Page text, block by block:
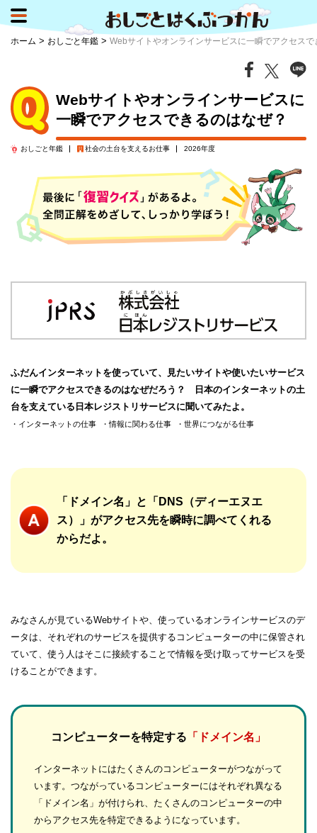
ホーム > おしごと年鑑 > Webサイトやオンラインサービスに一瞬でアクセスで
Webサイトやオンラインサービスに
一瞬でアクセスできるのはなぜ？
おしごと年鑑 社会の土台を支えるお仕事 2026年度
ふだんインターネットを使っていて、見たいサイトや使いたいサービス
に一瞬でアクセスできるのはなぜだろう？ 日本のインターネットの土
台を支えている日本レジストリサービスに聞いてみたよ。
インターネットの仕事 情報に関わる仕事 世界につながる仕事
「ドメイン名」と「DNS（ディーエヌエ
ス）」がアクセス先を瞬時に調べてくれる
からだよ。
みなさんが見ているWebサイトや、使っているオンラインサービスのデ
ータは、それぞれのサービスを提供するコンピューターの中に保管され
ていて、使う人はそこに接続することで情報を受け取ってサービスを受
けることができます。
コンピューターを特定する 「ドメイン名」
インターネットにはたくさんのコンピューターがつながって
います。つながっているコンピューターにはそれぞれ異なる
「ドメイン名」が付けられ、たくさんのコンピューターの中
からアクセス先を特定できるようになっています。